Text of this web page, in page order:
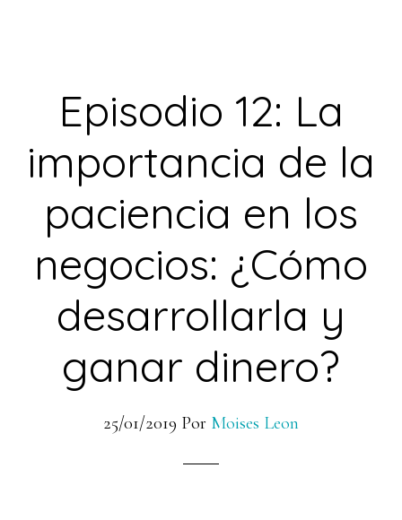
Episodio 12: La
importancia de la
paciencia en los
negocios: ¿Cómo
desarrollarla y
ganar dinero?
25/01/2019 Por Moises Leon